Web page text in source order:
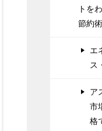
トを
節約術
エ
ス
ア
市
格